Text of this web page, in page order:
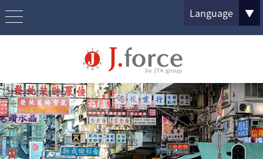
Language ▼